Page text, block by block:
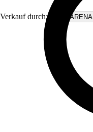
Verkauf durch: WALLARENA